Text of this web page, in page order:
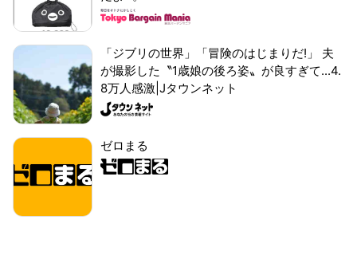
「ジブリの世界」「冒険のはじまりだ!」 夫
が撮影した〝1歳娘の後ろ姿〟が良すぎて...4.
8万人感激|Jタウンネット
ゼロまる